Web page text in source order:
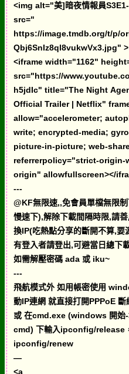
<img alt="美]暗夜情報員
src="
https://image.tmdb.org/t/p/
Qbj6SnIz8ql8vukwVx3.jpg" >
<iframe width="1162"
src="https://
h5jdIc" title="The Night
Official Trailer | Netflix"
allow="accelerometer;
write; encrypted-media;
picture-in-picture; web-
referrerpolicy="strict-origin-
origin" allowfullscreen></
---
@KF無限速,,免會員單檔無限
慢速下),解除下載間隔時限,請
換IP(吃熱點分享的斷開不算,要
有登入者請登出,可避當日總下
如需解壓密碼 ada 或 iku~
---
飛航模式外 如用帳密使用
動IP連網 就直接打開PPPoE 斷
或 在cmd.exe (windows 開始-
cmd) 下輸入ipconfig/release
ipconfig/renew
—
<a